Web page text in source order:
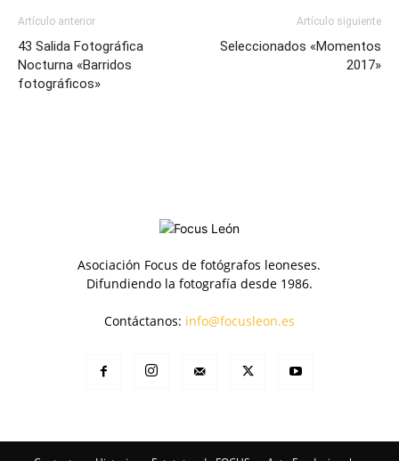
Artículo anterior
43 Salida Fotográfica
Nocturna «Barridos
fotográficos»
Artículo siguiente
Seleccionados «Momentos
2017»
Asociación Focus de fotógrafos leoneses.
Difundiendo la fotografía desde 1986.
Contáctanos: info@focusleon.es